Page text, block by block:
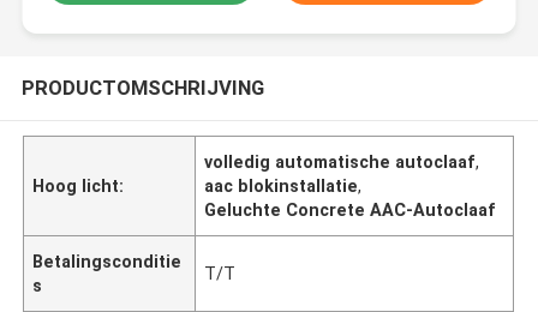
PRODUCTOMSCHRIJVING
Hoog licht:
volledig automatische autoclaaf,
aac blokinstallatie,
Geluchte Concrete AAC-Autoclaaf
Betalingsconditie
s
T/T